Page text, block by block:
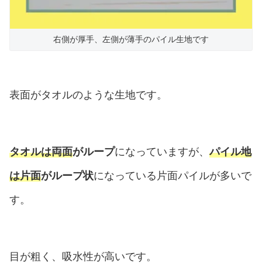
右側が厚手、左側が薄手のパイル生地です
表面がタオルのような生地です。
タオルは両面がループになっていますが、パイル地
は片面がループ状になっている片面パイルが多いで
す。
目が粗く、吸水性が高いです。